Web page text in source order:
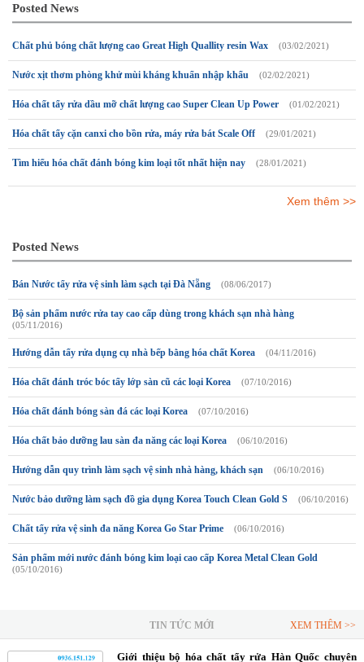
Posted News
Chất phủ bóng chất lượng cao Great High Quallity resin Wax (03/02/2021)
Nước xịt thơm phòng khử mùi kháng khuẩn nhập khẩu (02/02/2021)
Hóa chất tẩy rửa dầu mỡ chất lượng cao Super Clean Up Power (01/02/2021)
Hóa chất tẩy cặn canxi cho bồn rửa, máy rửa bát Scale Off (29/01/2021)
Tìm hiểu hóa chất đánh bóng kim loại tốt nhất hiện nay (28/01/2021)
Xem thêm >>
Posted News
Bán Nước tẩy rửa vệ sinh làm sạch tại Đà Nẵng (08/06/2017)
Bộ sản phẩm nước rửa tay cao cấp dùng trong khách sạn nhà hàng
(05/11/2016)
Hướng dẫn tẩy rửa dụng cụ nhà bếp bằng hóa chất Korea (04/11/2016)
Hóa chất đánh tróc bóc tẩy lớp sàn cũ các loại Korea (07/10/2016)
Hóa chất đánh bóng sàn đá các loại Korea (07/10/2016)
Hóa chất bảo dưỡng lau sàn đa năng các loại Korea (06/10/2016)
Hướng dẫn quy trình làm sạch vệ sinh nhà hàng, khách sạn (06/10/2016)
Nước bảo dưỡng làm sạch đồ gia dụng Korea Touch Clean Gold S (06/10/2016)
Chất tẩy rửa vệ sinh đa năng Korea Go Star Prime (06/10/2016)
Sản phẩm mới nước đánh bóng kim loại cao cấp Korea Metal Clean Gold
(05/10/2016)
TIN TỨC MỚI XEM THÊM >>
Giới thiệu bộ hóa chất tẩy rửa Hàn Quốc chuyên